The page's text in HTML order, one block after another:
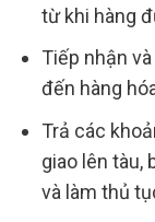
từ khi hàng
Tiếp nhận
đến hàng
Trả các
giao lên tàu,
và làm thủ